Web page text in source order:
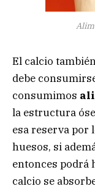
El calcio
debe
consumimos
la estructura
esa reserva por
huesos, si
entonces podrá
calcio se